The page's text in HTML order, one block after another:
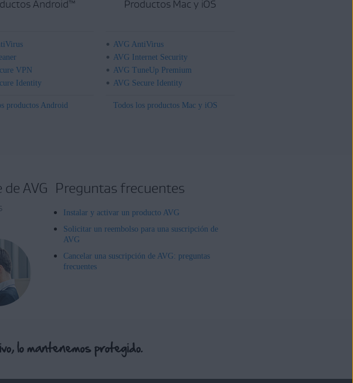
Android™
VPN
Identity
productos Android
Productos Mac y iOS
AVG AntiVirus
AVG Internet Security
AVG TuneUp Premium
AVG Secure Identity
Todos los productos Mac y iOS
AVG Preguntas frecuentes
Instalar y activar un producto AVG
Solicitar un reembolso para una suscripción de
AVG
Cancelar una suscripción de AVG: preguntas
frecuentes